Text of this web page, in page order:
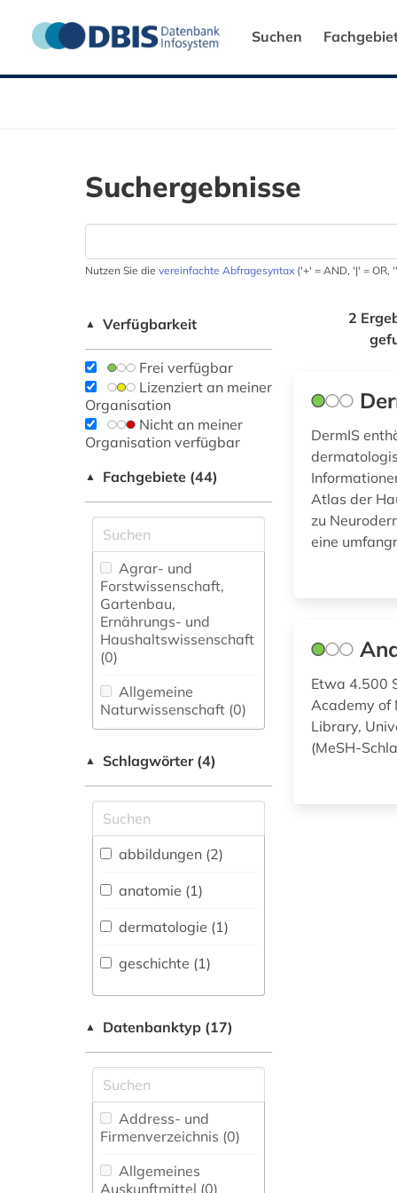
Suchen
Suchergebnisse
Nutzen Sie die vereinfachte Abfragesyntax ('+' = AND, '|' = OR,
▲ Verfügbarkeit
Frei verfügbar
Lizenziert an meiner
Organisation
Nicht an meiner
Organisation verfügbar
▲ Fachgebiete (44)
Agrar- und
Forstwissenschaft,
Gartenbau,
Ernährungs- und
Haushaltswissenschaft
(0)
Allgemeine
Naturwissenschaft (0)
fachübergreifende
Allgemeine und
vergleichende Sprach-
und
Literaturwissenschaft.
Indogermanistik.
Außereuropäische
Sprachen und
Literaturen (0)
Anglistik.
Amerikanistik (0)
Archäologie (0)
Bauingenieur- und
Vermessungswesen (0)
Biologie,
Buch- und
▲ Schlagwörter (4)
abbildungen (2)
anatomie (1)
dermatologie (1)
geschichte (1)
▲ Datenbanktyp (17)
Address- und
Firmenverzeichnis (0)
Allgemeines
Auskunftmittel (0)
2
DermIS
Atlas der
zu
eine
Etwa 4.500
Academy of
Library,
(MeSH-